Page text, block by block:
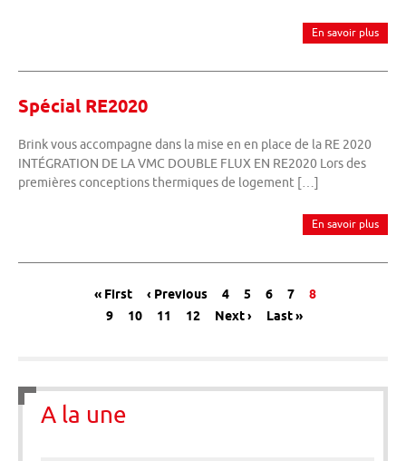
En savoir plus
Spécial RE2020
Brink vous accompagne dans la mise en en place de la RE 2020
INTÉGRATION DE LA VMC DOUBLE FLUX EN RE2020 Lors des
premières conceptions thermiques de logement […]
En savoir plus
« First
‹ Previous 4 5 6 7
8
9
10 11 12 Next › Last »
A la une